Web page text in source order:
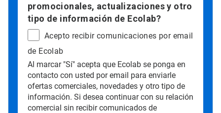
promocionales, actualizaciones y otro
tipo de información de Ecolab?
Acepto recibir comunicaciones por email
de Ecolab
Al marcar "Sí" acepta que Ecolab se ponga en
contacto con usted por email para enviarle
ofertas comerciales, novedades y otro tipo de
información. Si desea continuar con su relación
comercial sin recibir comunicados de